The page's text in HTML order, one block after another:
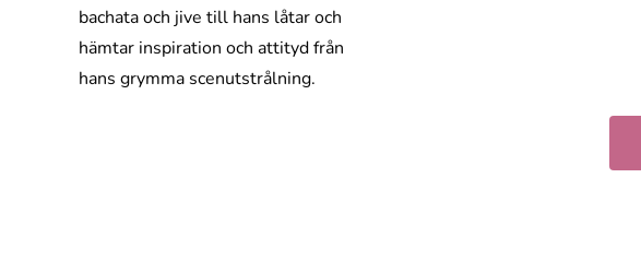
bachata och jive till hans låtar och
hämtar inspiration och attityd från
hans grymma scenutstrålning.